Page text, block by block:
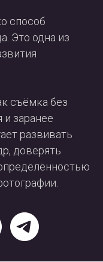
способ
Это одна из
съёмка без
и заранее
развивать
доверять